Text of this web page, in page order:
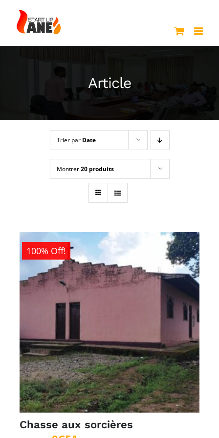
contenu
Article
Trier par Date
Montrer20 produits
100% Off!
Chasse aux sorcières